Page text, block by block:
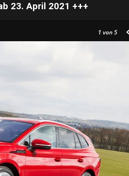
23. April 2021 +++
1 von 5